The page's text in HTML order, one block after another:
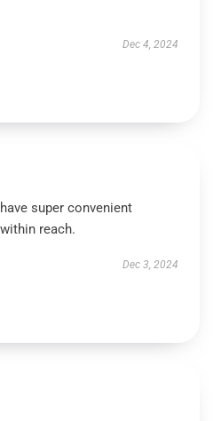
Dec 4, 2024
super convenient
reach.
Dec 3, 2024